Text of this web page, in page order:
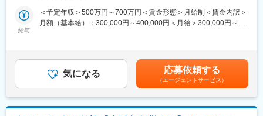
・エンジン構造設計
・部品/材料の選定/手配
※動作テストは奈良工場での検査となる為、月に数回、奈良工場で
の業務が発生する可能性がございます。
(奈良県生駒郡安堵町窪田734番4 ※大阪本社から車で約45分)
■本ポジションの魅力
給与
＜予定年収＞500万円～700万円＜賃金形態＞月給制＜賃金内訳＞
月額（基本給）：300,000円～400,000円＜月給＞300,000円～
通じて上下する可能性があります。月給(月額)は固定手当を含めた
表記です。気になる 応募依頼する
（エージェントサービス）